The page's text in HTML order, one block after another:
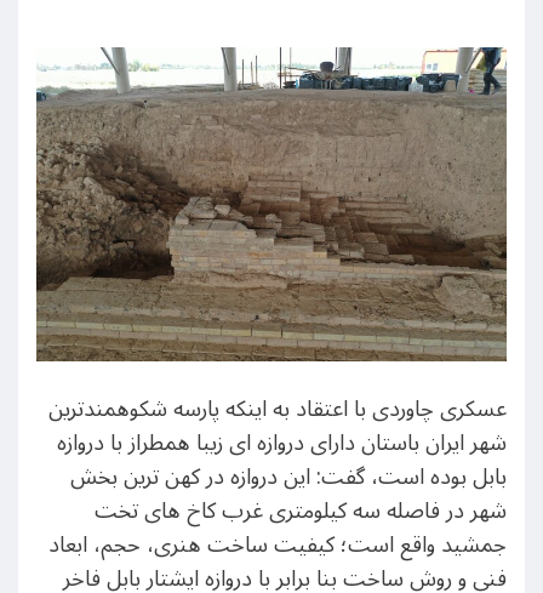
عسکری چاوردی با اعتقاد به اینکه پارسه شکوهمندترین
شهر ایران باستان دارای دروازه ای زیبا همطراز با دروازه
بابل بوده است، گفت: این دروازه در کهن ترین بخش
شهر در فاصله سه کیلومتری غرب کاخ های تخت
جمشید واقع است؛ کیفیت ساخت هنری، حجم، ابعاد
فنی و روش ساخت بنا برابر با دروازه ایشتار بابل فاخر